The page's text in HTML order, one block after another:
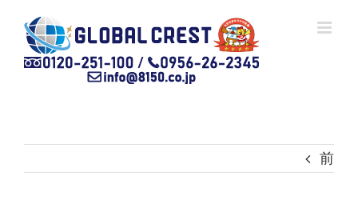
content
前